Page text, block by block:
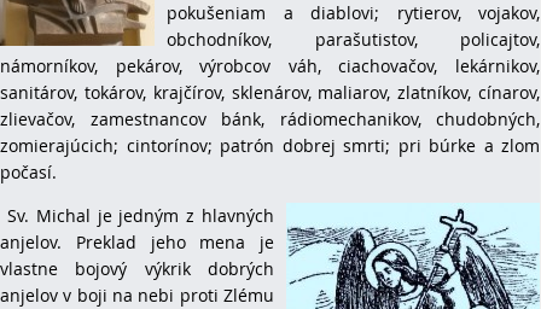
pokušeniam a diablovi; rytierov, vojakov,
obchodníkov, parašutistov, policajtov,
námorníkov, pekárov, výrobcov váh, ciachovačov, lekárnikov,
sanitárov, tokárov, krajčírov, sklenárov, maliarov, zlatníkov, cínarov,
zlievačov, zamestnancov bánk, rádiomechanikov, chudobných,
zomierajúcich; cintorínov; patrón dobrej smrti; pri búrke a zlom
počasí.
Sv. Michal je jedným z hlavných
anjelov. Preklad jeho mena je
vlastne bojový výkrik dobrých
anjelov v boji na nebi proti Zlému